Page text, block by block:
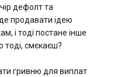
дефолт та
продавати ідею
і тоді постане інше
тоді, смєкаєш?
гривню для виплат